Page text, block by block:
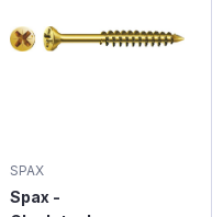
SPAX
Spax -